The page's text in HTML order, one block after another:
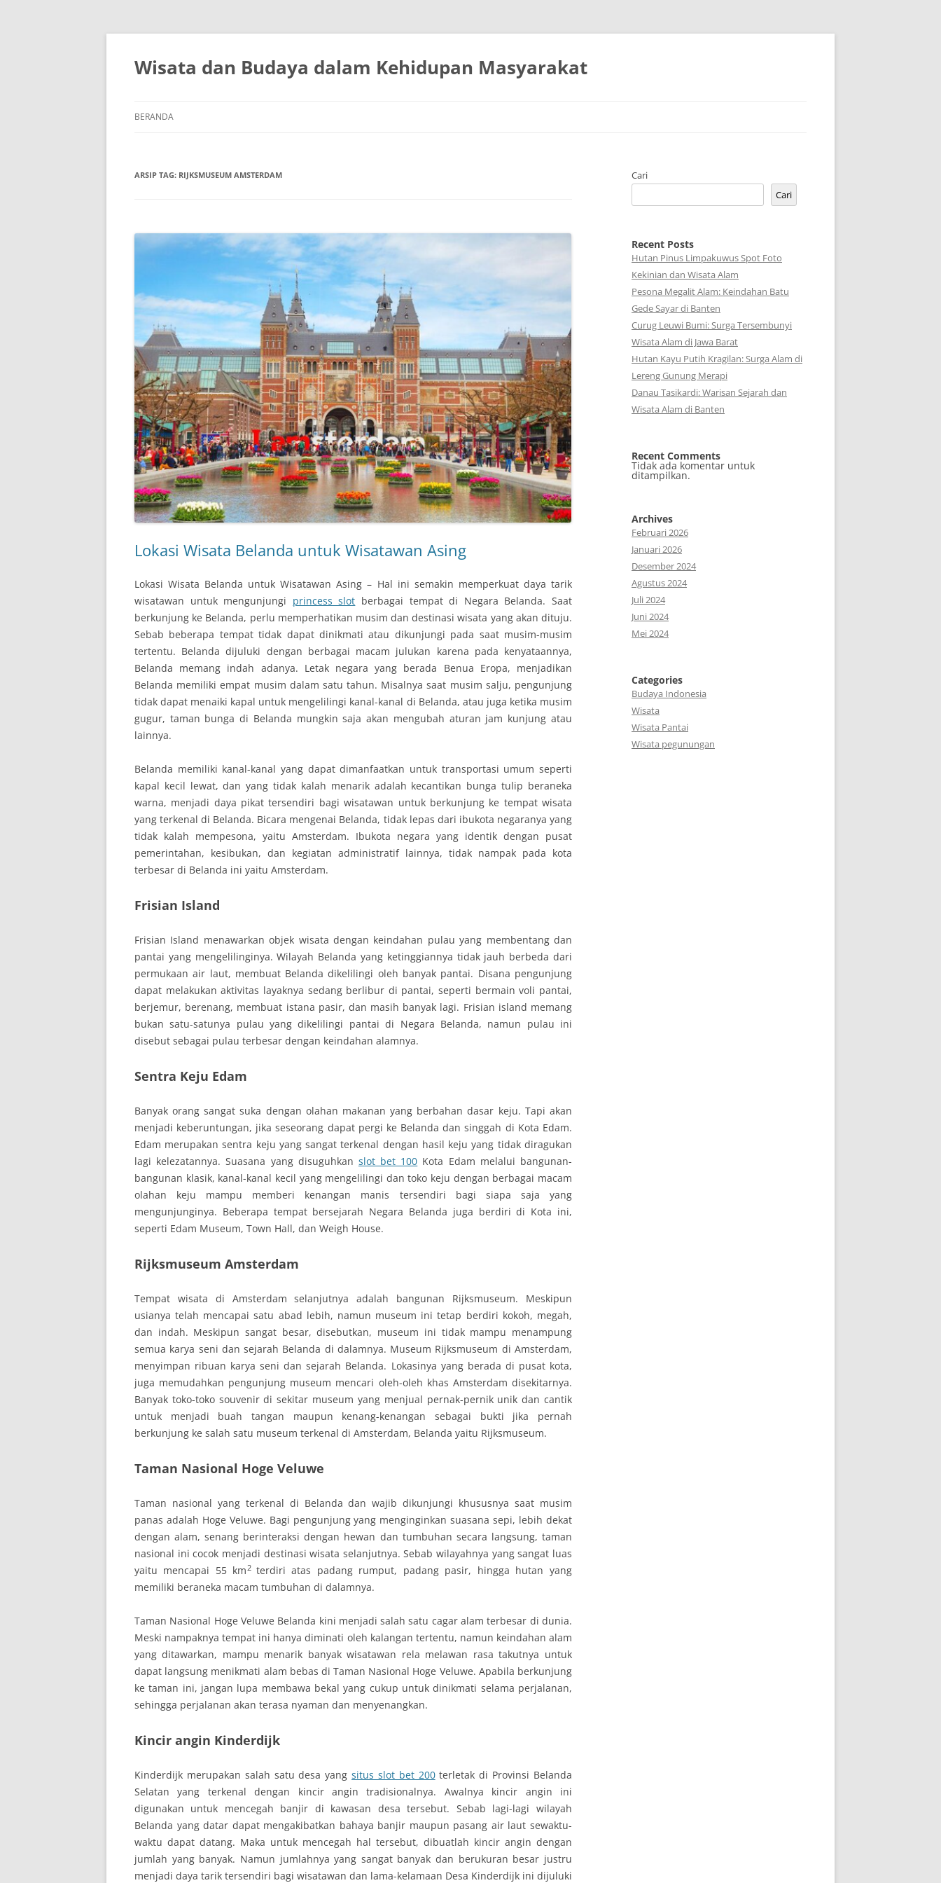
Wisata dan Budaya dalam Kehidupan Masyarakat
BERANDA
ARSIP TAG: RIJKSMUSEUM AMSTERDAM
Lokasi Wisata Belanda untuk Wisatawan Asing
Lokasi Wisata Belanda untuk Wisatawan Asing – Hal ini semakin memperkuat daya tarik
wisatawan untuk mengunjungi princess slot berbagai tempat di Negara Belanda. Saat
berkunjung ke Belanda, perlu memperhatikan musim dan destinasi wisata yang akan dituju.
Sebab beberapa tempat tidak dapat dinikmati atau dikunjungi pada saat musim-musim
tertentu. Belanda dijuluki dengan berbagai macam julukan karena pada kenyataannya,
Belanda memang indah adanya. Letak negara yang berada Benua Eropa, menjadikan
Belanda memiliki empat musim dalam satu tahun. Misalnya saat musim salju, pengunjung
tidak dapat menaiki kapal untuk mengelilingi kanal-kanal di Belanda, atau juga ketika musim
gugur, taman bunga di Belanda mungkin saja akan mengubah aturan jam kunjung atau
lainnya.
Belanda memiliki kanal-kanal yang dapat dimanfaatkan untuk transportasi umum seperti
kapal kecil lewat, dan yang tidak kalah menarik adalah kecantikan bunga tulip beraneka
warna, menjadi daya pikat tersendiri bagi wisatawan untuk berkunjung ke tempat wisata
yang terkenal di Belanda. Bicara mengenai Belanda, tidak lepas dari ibukota negaranya yang
tidak kalah mempesona, yaitu Amsterdam. Ibukota negara yang identik dengan pusat
pemerintahan, kesibukan, dan kegiatan administratif lainnya, tidak nampak pada kota
terbesar di Belanda ini yaitu Amsterdam.
Frisian Island
Frisian Island menawarkan objek wisata dengan keindahan pulau yang membentang dan
pantai yang mengelilinginya. Wilayah Belanda yang ketinggiannya tidak jauh berbeda dari
permukaan air laut, membuat Belanda dikelilingi oleh banyak pantai. Disana pengunjung
dapat melakukan aktivitas layaknya sedang berlibur di pantai, seperti bermain voli pantai,
berjemur, berenang, membuat istana pasir, dan masih banyak lagi. Frisian island memang
bukan satu-satunya pulau yang dikelilingi pantai di Negara Belanda, namun pulau ini
disebut sebagai pulau terbesar dengan keindahan alamnya.
Sentra Keju Edam
Banyak orang sangat suka dengan olahan makanan yang berbahan dasar keju. Tapi akan
menjadi keberuntungan, jika seseorang dapat pergi ke Belanda dan singgah di Kota Edam.
Edam merupakan sentra keju yang sangat terkenal dengan hasil keju yang tidak diragukan
lagi kelezatannya. Suasana yang disuguhkan slot bet 100 Kota Edam melalui bangunan-
bangunan klasik, kanal-kanal kecil yang mengelilingi dan toko keju dengan berbagai macam
olahan keju mampu memberi kenangan manis tersendiri bagi siapa saja yang
mengunjunginya. Beberapa tempat bersejarah Negara Belanda juga berdiri di Kota ini,
seperti Edam Museum, Town Hall, dan Weigh House.
Rijksmuseum Amsterdam
Tempat wisata di Amsterdam selanjutnya adalah bangunan Rijksmuseum. Meskipun
usianya telah mencapai satu abad lebih, namun museum ini tetap berdiri kokoh, megah,
dan indah. Meskipun sangat besar, disebutkan, museum ini tidak mampu menampung
semua karya seni dan sejarah Belanda di dalamnya. Museum Rijksmuseum di Amsterdam,
menyimpan ribuan karya seni dan sejarah Belanda. Lokasinya yang berada di pusat kota,
juga memudahkan pengunjung museum mencari oleh-oleh khas Amsterdam disekitarnya.
Banyak toko-toko souvenir di sekitar museum yang menjual pernak-pernik unik dan cantik
untuk menjadi buah tangan maupun kenang-kenangan sebagai bukti jika pernah
berkunjung ke salah satu museum terkenal di Amsterdam, Belanda yaitu Rijksmuseum.
Taman Nasional Hoge Veluwe
Taman nasional yang terkenal di Belanda dan wajib dikunjungi khususnya saat musim
panas adalah Hoge Veluwe. Bagi pengunjung yang menginginkan suasana sepi, lebih dekat
dengan alam, senang berinteraksi dengan hewan dan tumbuhan secara langsung, taman
nasional ini cocok menjadi destinasi wisata selanjutnya. Sebab wilayahnya yang sangat luas
yaitu mencapai 55 km 2 terdiri atas padang rumput, padang pasir, hingga hutan yang
memiliki beraneka macam tumbuhan di dalamnya.
Taman Nasional Hoge Veluwe Belanda kini menjadi salah satu cagar alam terbesar di dunia.
Meski nampaknya tempat ini hanya diminati oleh kalangan tertentu, namun keindahan alam
yang ditawarkan, mampu menarik banyak wisatawan rela melawan rasa takutnya untuk
dapat langsung menikmati alam bebas di Taman Nasional Hoge Veluwe. Apabila berkunjung
ke taman ini, jangan lupa membawa bekal yang cukup untuk dinikmati selama perjalanan,
sehingga perjalanan akan terasa nyaman dan menyenangkan.
Kincir angin Kinderdijk
Kinderdijk merupakan salah satu desa yangsitus slot bet 200terletak di Provinsi Belanda
Selatan yang terkenal dengan kincir angin tradisionalnya. Awalnya kincir angin ini
digunakan untuk mencegah banjir di kawasan desa tersebut. Sebab lagi-lagi wilayah
Belanda yang datar dapat mengakibatkan bahaya banjir maupun pasang air laut sewaktu-
waktu dapat datang. Maka untuk mencegah hal tersebut, dibuatlah kincir angin dengan
jumlah yang banyak. Namun jumlahnya yang sangat banyak dan berukuran besar justru
menjadi daya tarik tersendiri bagi wisatawan dan lama-kelamaan Desa Kinderdijk ini dijuluki
Cari
Cari
Recent Posts
Hutan Pinus Limpakuwus Spot Foto
Kekinian dan Wisata Alam
Pesona Megalit Alam: Keindahan Batu
Gede Sayar di Banten
Curug Leuwi Bumi: Surga Tersembunyi
Wisata Alam di Jawa Barat
Hutan Kayu Putih Kragilan: Surga Alam di
Lereng Gunung Merapi
Danau Tasikardi: Warisan Sejarah dan
Wisata Alam di Banten
Recent Comments
Tidak ada komentar untuk
ditampilkan.
Archives
Februari 2026
Januari 2026
Desember 2024
Agustus 2024
Juli 2024
Juni 2024
Mei 2024
Categories
Budaya Indonesia
Wisata
Wisata Pantai
Wisata pegunungan